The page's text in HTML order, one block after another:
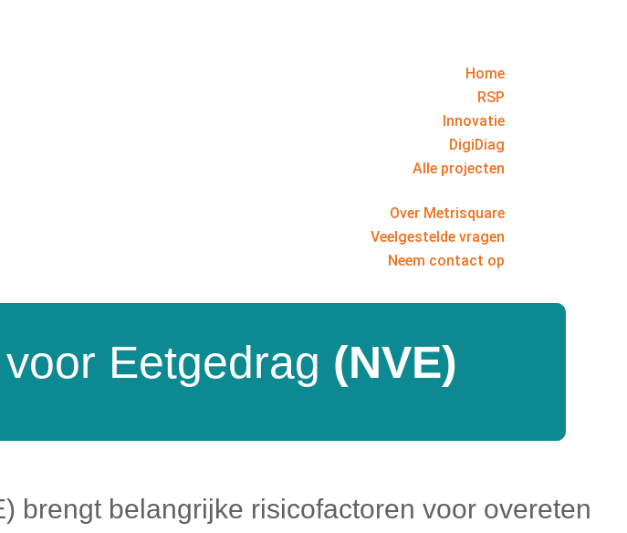
Home
RSP
Innovatie
DigiDiag
Alle projecten
Over Metrisquare
Veelgestelde vragen
Neem contact op
Eetgedrag (NVE)
brengt belangrijke risicofactoren voor overeten